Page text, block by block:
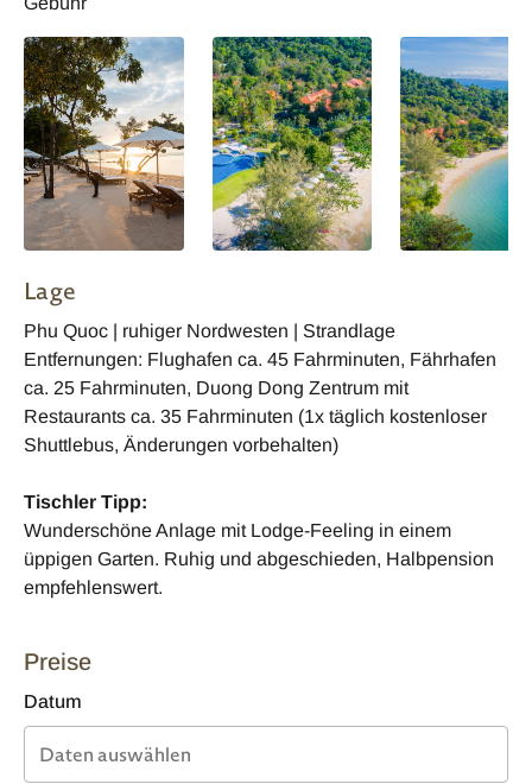
Lage
Phu Quoc | ruhiger Nordwesten | Strandlage
Entfernungen: Flughafen ca. 45 Fahrminuten, Fährhafen
ca. 25 Fahrminuten, Duong Dong Zentrum mit
Restaurants ca. 35 Fahrminuten (1x täglich kostenloser
Shuttlebus, Änderungen vorbehalten)
Tischler Tipp:
Wunderschöne Anlage mit Lodge-Feeling in einem
üppigen Garten. Ruhig und abgeschieden, Halbpension
empfehlenswert.
Preise
Datum